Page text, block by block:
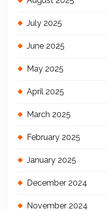
July 2025
June 2025
May 2025
April 2025
March 2025
February 2025
January 2025
December 2024
November 2024